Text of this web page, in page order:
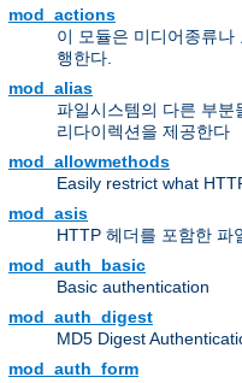
mod_actions
이 모듈은 미디어종류나
행한다.
mod_alias
파일시스템의 다른 부분
리다이렉션을 제공한다
mod_allowmethods
Easily restrict what
mod_asis
HTTP 헤더를 포함한 파
mod_auth_basic
Basic authentication
mod_auth_digest
MD5 Digest
mod_auth_form